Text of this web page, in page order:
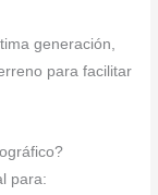
generación,
para facilitar
para: